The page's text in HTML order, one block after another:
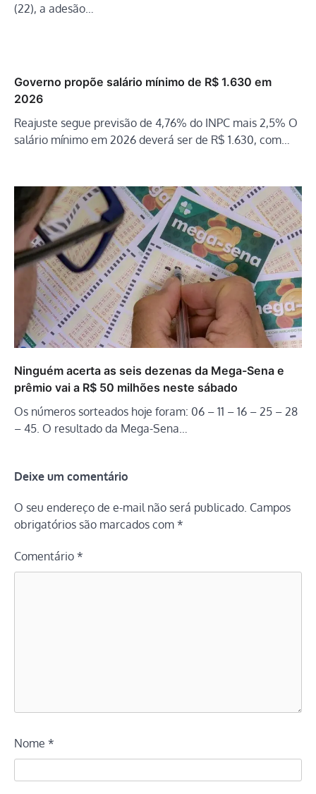
(22), a adesão…
Governo propõe salário mínimo de R$ 1.630 em
2026
Reajuste segue previsão de 4,76% do INPC mais 2,5% O
salário mínimo em 2026 deverá ser de R$ 1.630, com…
Ninguém acerta as seis dezenas da Mega-Sena e
prêmio vai a R$ 50 milhões neste sábado
Os números sorteados hoje foram: 06 – 11 – 16 – 25 – 28
– 45. O resultado da Mega-Sena…
Deixe um comentário
O seu endereço de e-mail não será publicado. Campos
obrigatórios são marcados com *
Comentário *
Nome *